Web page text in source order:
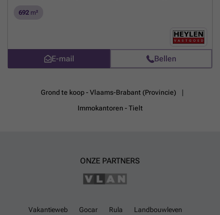
van 10,96 meter en een diepte van 71 meter. U geniet de mogelijkheid
Stedenbouwkundige voorschriften beschikbaar op aanvraag.Meer
692 m²
E-mail Bellen
Grond te koop - Vlaams-Brabant (Provincie)
Immokantoren - Tielt
ONZE PARTNERS
Vakantieweb Gocar Rula
Landbouwleven